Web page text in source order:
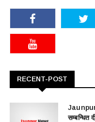
RECENT-POST
Jaunpur
सम्बन्धित